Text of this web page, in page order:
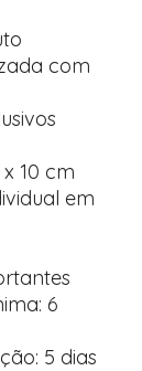
com
10 cm
em
6
5 dias